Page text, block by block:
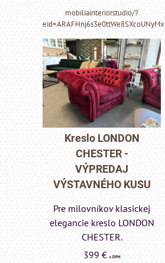
mobiliainteriorstudio/?
-
KUSU
klasickej
LONDON
s DPH
MIZAR - talianský
matrac 175x200
Matrac MIZAR od
talianskeho systému
Rinaldi Bed System
ponúka...
699 € s DPH
ks DO